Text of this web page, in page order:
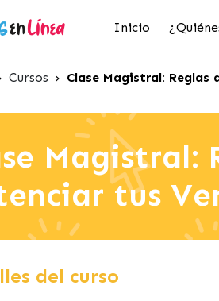
Inicio
Cursos › Clase Magistral:
Magistral:
tus
del curso